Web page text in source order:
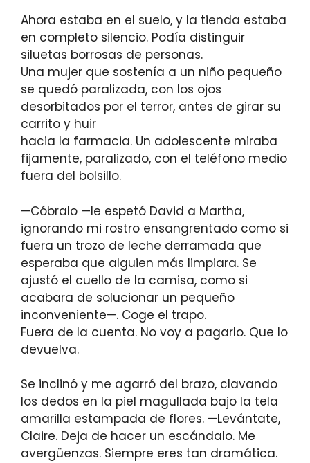
Ahora estaba en el suelo, y la tienda estaba
en completo silencio. Podía distinguir
siluetas borrosas de personas.
Una mujer que sostenía a un niño pequeño
se quedó paralizada, con los ojos
desorbitados por el terror, antes de girar su
carrito y huir
hacia la farmacia. Un adolescente miraba
fijamente, paralizado, con el teléfono medio
fuera del bolsillo.
—Cóbralo —le espetó David a Martha,
ignorando mi rostro ensangrentado como si
fuera un trozo de leche derramada que
esperaba que alguien más limpiara. Se
ajustó el cuello de la camisa, como si
acabara de solucionar un pequeño
inconveniente—. Coge el trapo.
Fuera de la cuenta. No voy a pagarlo. Que lo
devuelva.
Se inclinó y me agarró del brazo, clavando
los dedos en la piel magullada bajo la tela
amarilla estampada de flores. —Levántate,
Claire. Deja de hacer un escándalo. Me
avergüenzas. Siempre eres tan dramática.